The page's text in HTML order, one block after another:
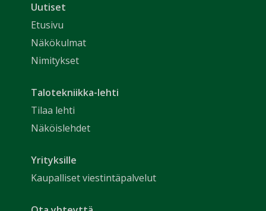
Uutiset
Etusivu
Näkökulmat
Nimitykset
Talotekniikka-lehti
Tilaa lehti
Näköislehdet
Yrityksille
Kaupalliset viestintäpalvelut